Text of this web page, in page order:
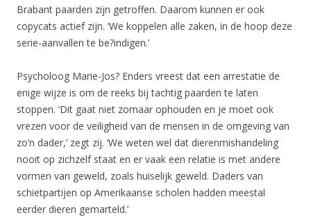
Brabant paarden zijn getroffen. Daarom kunnen er ook
copycats actief zijn. ‘We koppelen alle zaken, in de hoop deze
serie-aanvallen te be?indigen.’
Psycholoog Marie-Jos? Enders vreest dat een arrestatie de
enige wijze is om de reeks bij tachtig paarden te laten
stoppen. ‘Dit gaat niet zomaar ophouden en je moet ook
vrezen voor de veiligheid van de mensen in de omgeving van
zo’n dader,’ zegt zij. ‘We weten wel dat dierenmishandeling
nooit op zichzelf staat en er vaak een relatie is met andere
vormen van geweld, zoals huiselijk geweld. Daders van
schietpartijen op Amerikaanse scholen hadden meestal
eerder dieren gemarteld.’